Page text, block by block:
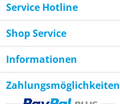
Service Hotline
Shop Service
Informationen
Zahlungsmöglichkeiten